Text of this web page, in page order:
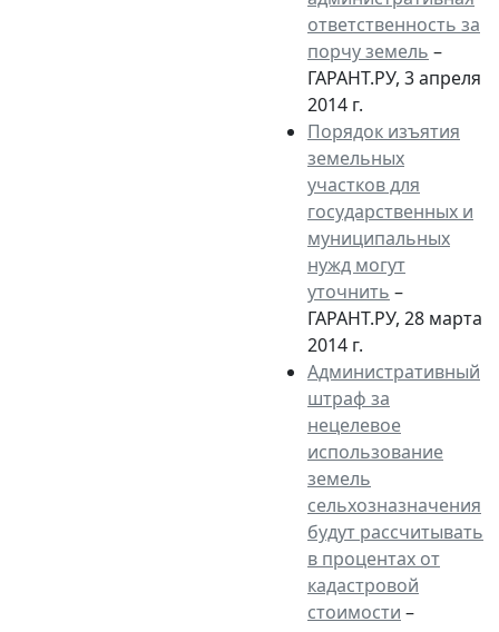
ответственность за
порчу земель –
ГАРАНТ.РУ, 3 апреля
2014 г.
Порядок изъятия
земельных
участков для
государственных и
муниципальных
нужд могут
уточнить –
ГАРАНТ.РУ, 28 марта
2014 г.
Административный
штраф за
нецелевое
использование
земель
сельхозназначения
будут рассчитывать
в процентах от
кадастровой
стоимости –